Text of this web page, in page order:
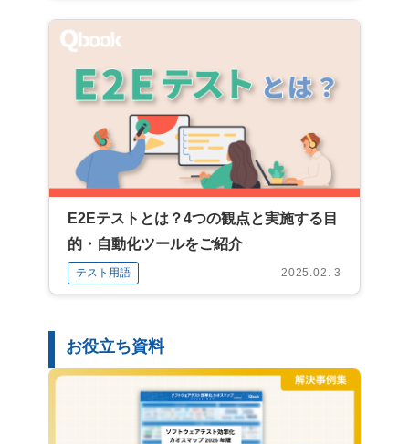
E2Eテストとは？4つの観点と実施する目
的・自動化ツールをご紹介
テスト用語 2025.02. 3
お役立ち資料